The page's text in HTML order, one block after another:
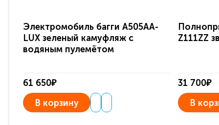
Электромобиль багги A505AA-
LUX зеленый камуфляж с
водяным пулемётом
61 650₽
В корзину
Z111ZZ
31 700₽
В